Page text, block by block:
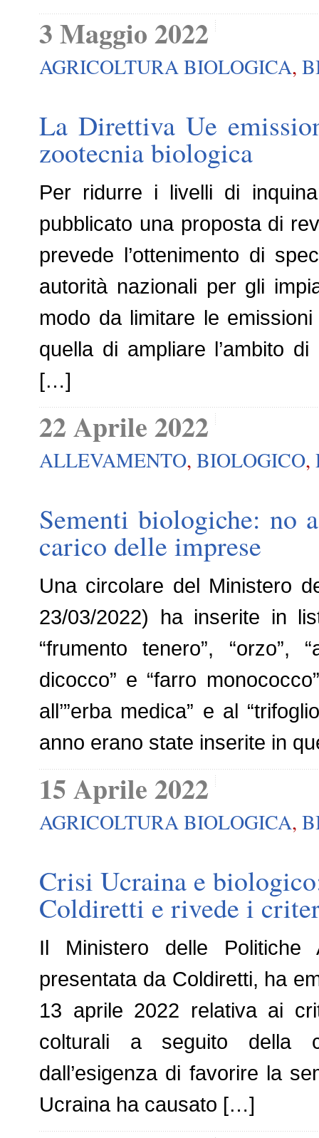
3 Maggio 2022
AGRICOLTURA BIOLOGICA,
La Direttiva Ue
zootecnia biologica
Per ridurre i livelli di
pubblicato una proposta di
prevede l’ottenimento di
autorità nazionali per gli
modo da limitare le
quella di ampliare l’ambito
[…]
22 Aprile 2022
ALLEVAMENTO, BIOLOGICO,
Sementi biologiche: no
carico delle imprese
Una circolare del Ministero
23/03/2022) ha inserite in
“frumento tenero”, “orzo”,
dicocco” e “farro
all’”erba medica” e al
anno erano state inserite in
15 Aprile 2022
AGRICOLTURA BIOLOGICA,
Crisi Ucraina e
Coldiretti e rivede i
Il Ministero delle Politiche
presentata da Coldiretti, ha
13 aprile 2022 relativa ai
colturali a seguito della
dall’esigenza di favorire la
Ucraina ha causato […]